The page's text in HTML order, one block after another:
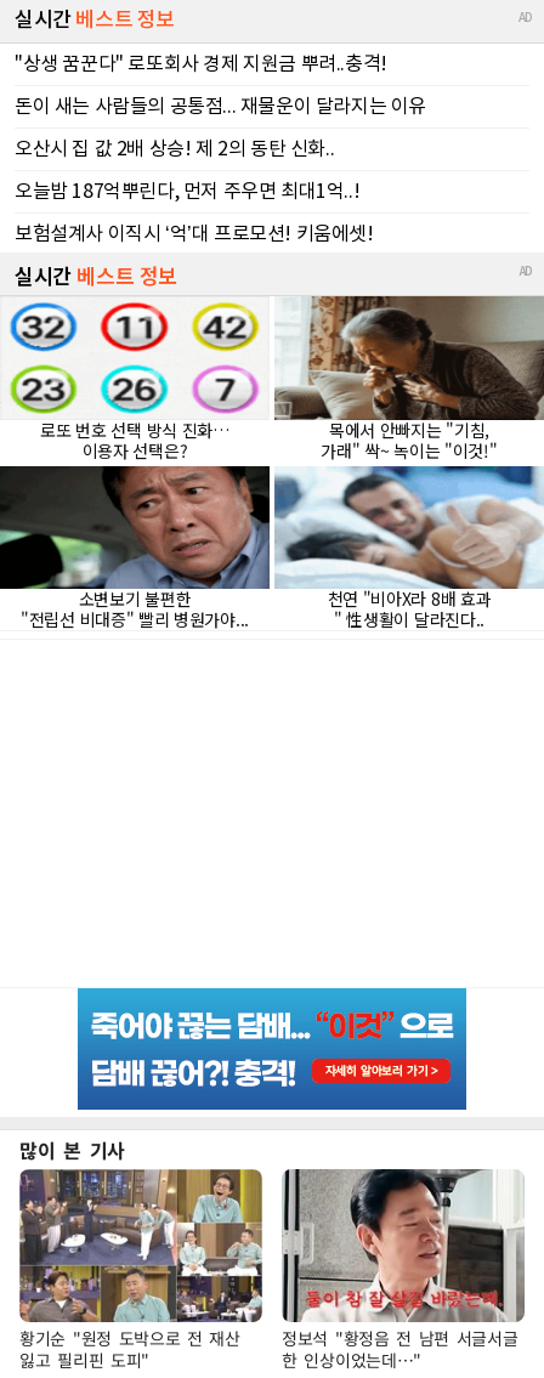
많이 본 기사
황기순 "원정 도박으로 전 재산
잃고 필리핀 도피"
정보석 "황정음 전 남편 서글서글
한 인상이었는데…"